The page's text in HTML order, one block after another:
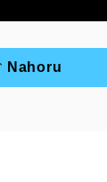
Nahoru